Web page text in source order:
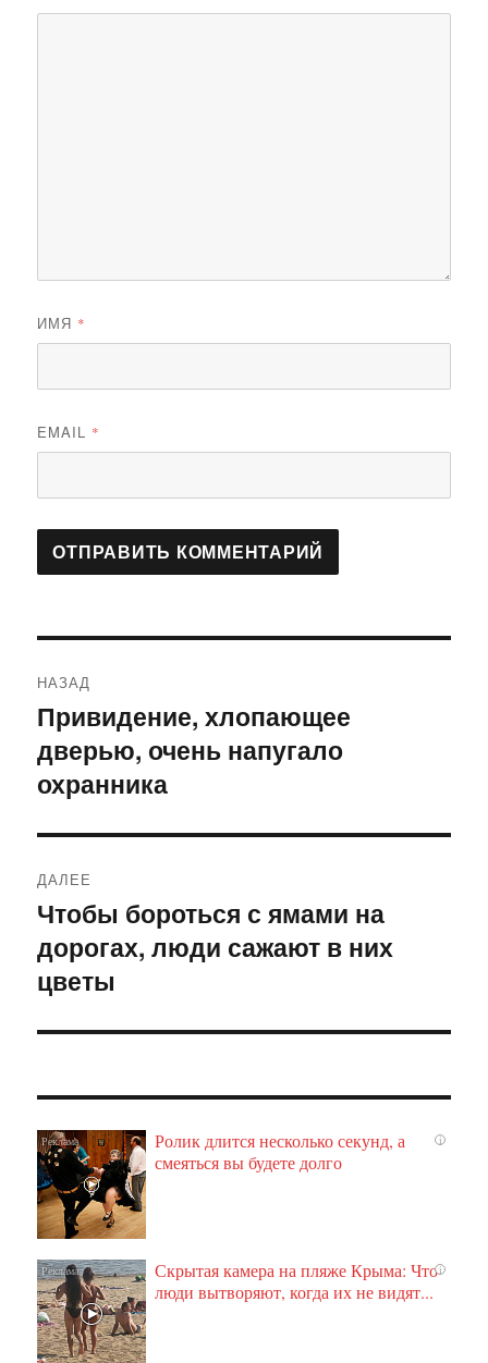
ИМЯ *
EMAIL *
по
записям
НАЗАД
Предыдущая
запись:
Привидение, хлопающее
дверью, очень напугало
охранника
ДАЛЕЕ
Следующая
запись:
Чтобы бороться с ямами на
дорогах, люди сажают в них
цветы
i
Ролик длится несколько секунд, а
смеяться вы будете долго
i
Скрытая камера на пляже Крыма: Что
люди вытворяют, когда их не видят...